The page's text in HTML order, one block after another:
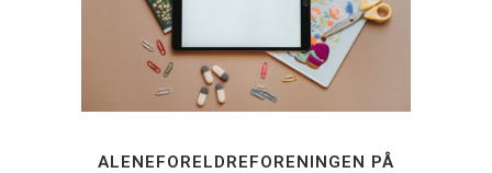
ALENEFORELDREFORENINGEN PÅ